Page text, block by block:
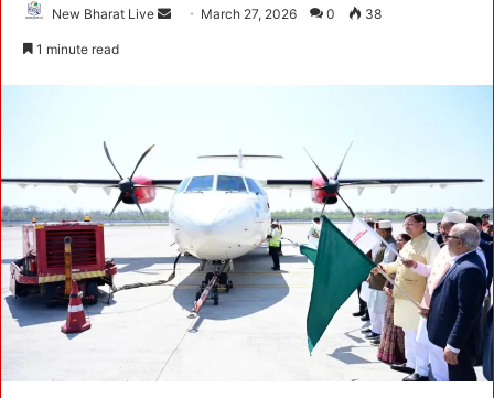
New Bharat Live
m
a
i
l
March 27, 2026 0 38
1 minute read